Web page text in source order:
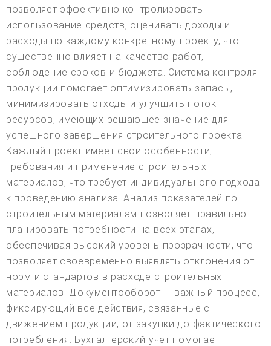
позволяет эффективно контролировать
использование средств, оценивать доходы и
расходы по каждому конкретному проекту, что
существенно влияет на качество работ,
соблюдение сроков и бюджета. Система контроля
продукции помогает оптимизировать запасы,
минимизировать отходы и улучшить поток
ресурсов, имеющих решающее значение для
успешного завершения строительного проекта.
Каждый проект имеет свои особенности,
требования и применение строительных
материалов, что требует индивидуального подхода
к проведению анализа. Анализ показателей по
строительным материалам позволяет правильно
планировать потребности на всех этапах,
обеспечивая высокий уровень прозрачности, что
позволяет своевременно выявлять отклонения от
норм и стандартов в расходе строительных
материалов. Документооборот — важный процесс,
фиксирующий все действия, связанные с
движением продукции, от закупки до фактического
потребления. Бухгалтерский учет помогает